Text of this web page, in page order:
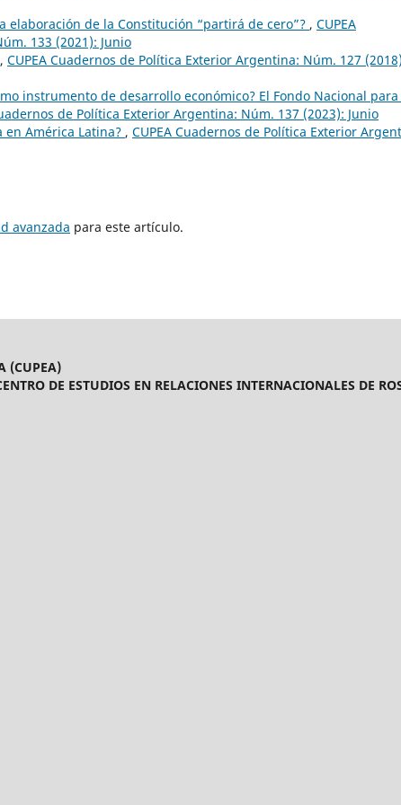
elaboración de la Constitución “partirá de cero”? , CUPEA
133 (2021): Junio
, CUPEA Cuadernos de Política Exterior Argentina: Núm. 127
instrumento de desarrollo económico? El Fondo Nacional para
de Política Exterior Argentina: Núm. 137 (2023): Junio
en América Latina? , CUPEA Cuadernos de Política Exterior
avanzada para este artículo.
(CUPEA)
DE ESTUDIOS EN RELACIONES INTERNACIONALES DE